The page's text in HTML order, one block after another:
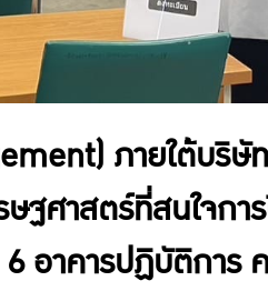
ภายใต้บริ
ฐศาสตร์ที่สนใจก
อาคารปฏิบัติการ